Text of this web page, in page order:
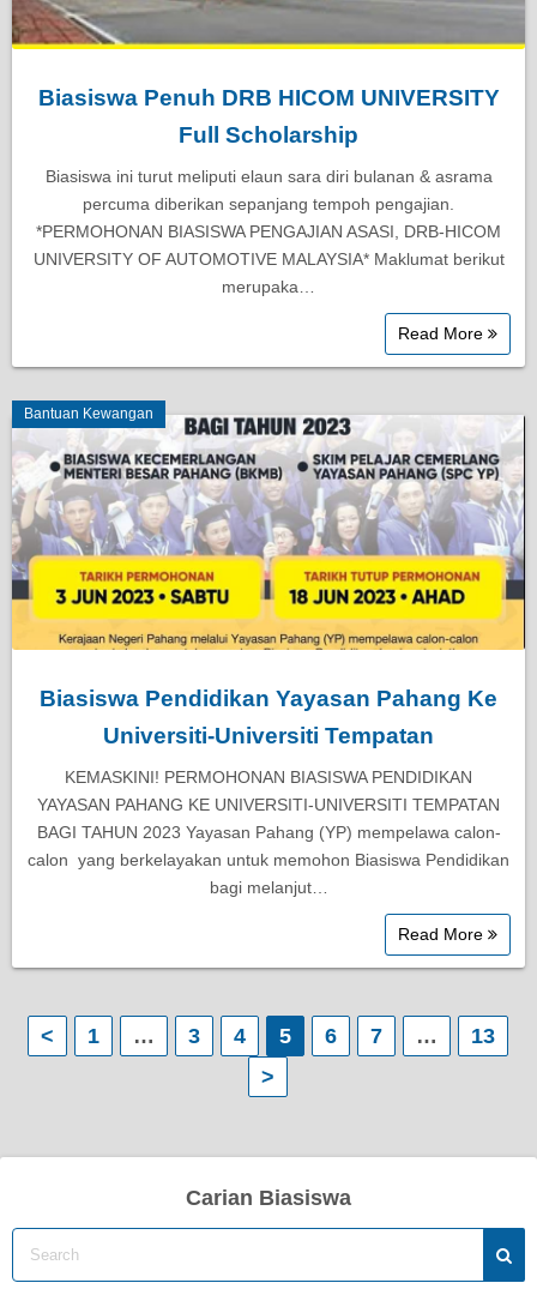
Biasiswa Penuh DRB HICOM UNIVERSITY
Full Scholarship
Biasiswa ini turut meliputi elaun sara diri bulanan & asrama
percuma diberikan sepanjang tempoh pengajian.​
*PERMOHONAN BIASISWA PENGAJIAN ASASI, DRB-HICOM
UNIVERSITY OF AUTOMOTIVE MALAYSIA* Maklumat berikut
merupaka…
Read More
Bantuan Kewangan
Biasiswa Pendidikan Yayasan Pahang Ke
Universiti-Universiti Tempatan
KEMASKINI! PERMOHONAN BIASISWA PENDIDIKAN
YAYASAN PAHANG KE UNIVERSITI-UNIVERSITI TEMPATAN
BAGI TAHUN 2023 Yayasan Pahang (YP) mempelawa calon-
calon yang berkelayakan untuk memohon Biasiswa Pendidikan
bagi melanjut…
Read More
s
p
< 1 … 3 4 5 6 7 …
13
>
Carian Biasiswa